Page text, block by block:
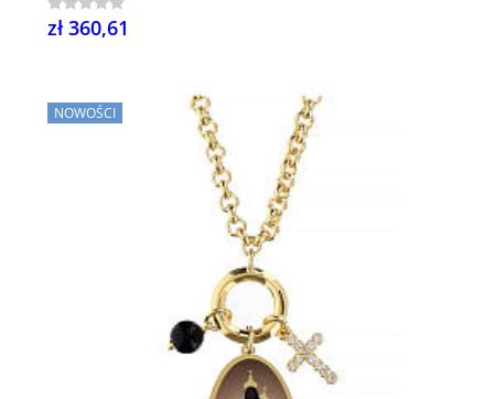
zł 360,61
NOWOŚCI